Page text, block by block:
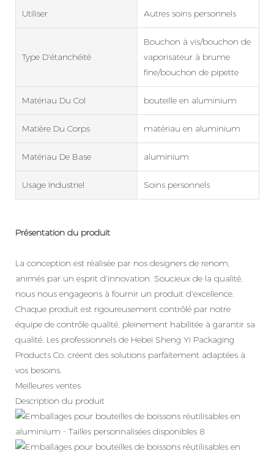
Utiliser Autres soins personnels
Type D'étanchéité
Bouchon à vis/bouchon de
vaporisateur à brume
fine/bouchon de pipette
Matériau Du Col bouteille en aluminium
Matière Du Corps matériau en aluminium
Matériau De Base aluminium
Usage Industriel Soins personnels
Présentation du produit
La conception est réalisée par nos designers de renom,
animés par un esprit d'innovation. Soucieux de la qualité,
nous nous engageons à fournir un produit d'excellence.
Chaque produit est rigoureusement contrôlé par notre
équipe de contrôle qualité, pleinement habilitée à garantir sa
qualité. Les professionnels de Hebei Sheng Yi Packaging
Products Co. créent des solutions parfaitement adaptées à
vos besoins.
Meilleures ventes
Description du produit